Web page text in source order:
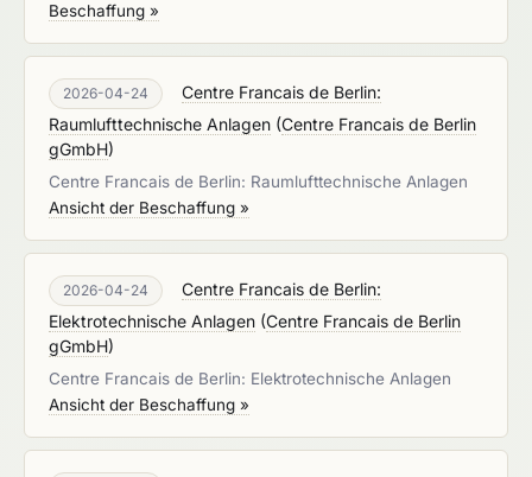
Beschaffung »
2026-04-24
Centre Francais de Berlin:
Raumlufttechnische Anlagen (Centre Francais de Berlin
gGmbH)
Centre Francais de Berlin: Raumlufttechnische Anlagen
Ansicht der Beschaffung »
2026-04-24
Centre Francais de Berlin:
Elektrotechnische Anlagen (Centre Francais de Berlin
gGmbH)
Centre Francais de Berlin: Elektrotechnische Anlagen
Ansicht der Beschaffung »